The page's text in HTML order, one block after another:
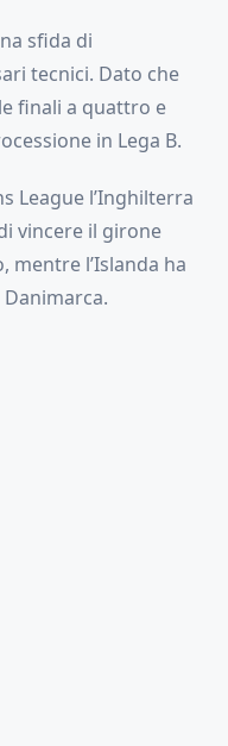
sfida di
tecnici. Dato che
finali a quattro e
in Lega B.
League l’Inghilterra
vincere il girone
mentre l’Islanda ha